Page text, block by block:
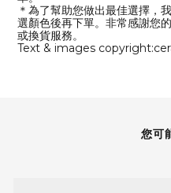
＊為了幫助您做出最佳選擇，
選顏色後再下單。非常感謝您
或換貨服務。
Text & images
您可